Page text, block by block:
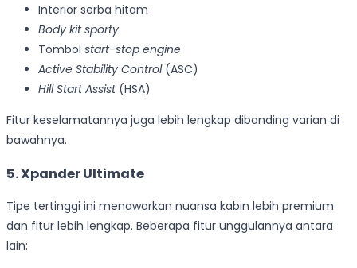
Interior serba hitam
Body kit sporty
Tombol start-stop engine
Active Stability Control(ASC)
Hill Start Assist(HSA)
Fitur keselamatannya juga lebih lengkap dibanding varian di
bawahnya.
5. Xpander Ultimate
Tipe tertinggi ini menawarkan nuansa kabin lebih premium
dan fitur lebih lengkap. Beberapa fitur unggulannya antara
lain: